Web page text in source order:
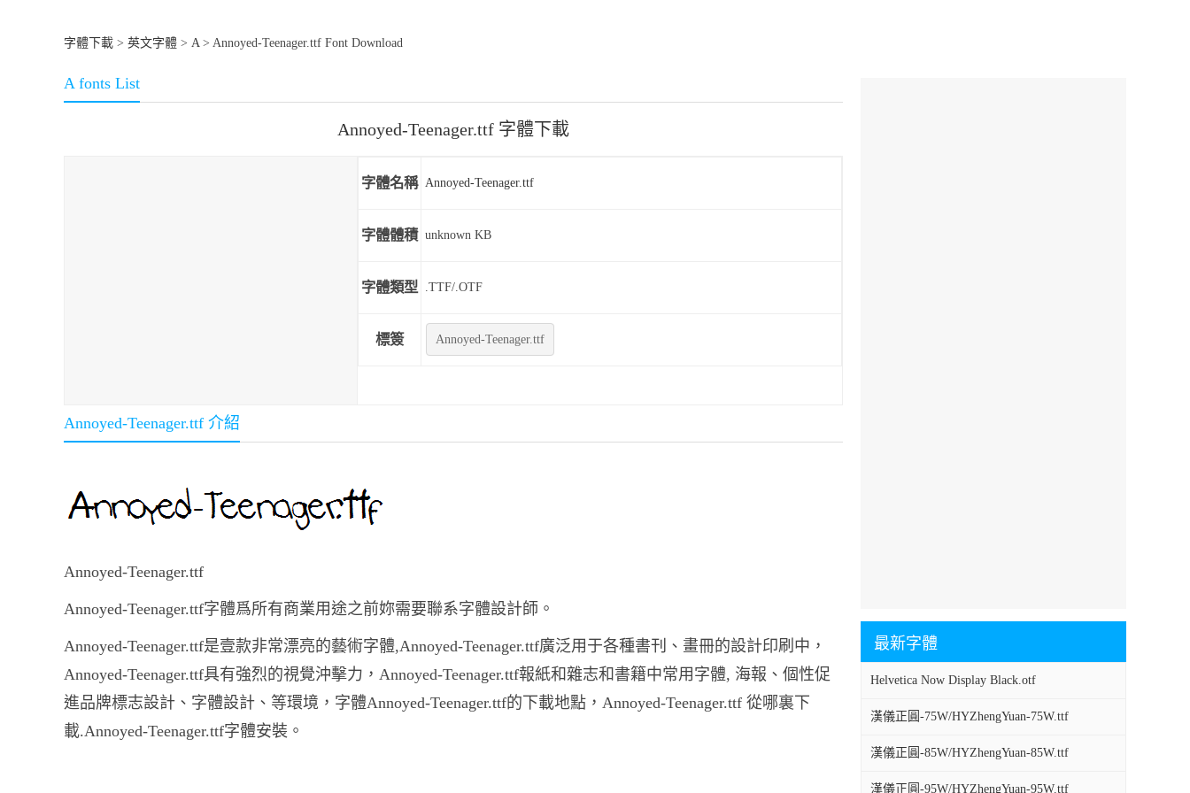
字體下載 > 英文字體 > A> Annoyed-Teenager.ttf Font Download
最新字體
Helvetica Now Display Black.otf
漢儀正圓-75W/HYZhengYuan-75W.ttf
漢儀正圓-85W/HYZhengYuan-85W.ttf
漢儀正圓-95W/HYZhengYuan-95W.ttf
A fonts List
Annoyed-Teenager.ttf 字體下載
字體名稱 Annoyed-Teenager.ttf
字體體積 unknown KB
字體類型 .TTF/.OTF
標簽 Annoyed-Teenager.ttf
Annoyed-Teenager.ttf 介紹
Annoyed-Teenager.ttf
Annoyed-Teenager.ttf字體爲所有商業用途之前妳需要聯系字體設計師。
Annoyed-Teenager.ttf是壹款非常漂亮的藝術字體,Annoyed-Teenager.ttf廣泛用于各種書刊、畫冊的設計印刷中，
Annoyed-Teenager.ttf具有強烈的視覺沖擊力，Annoyed-Teenager.ttf報紙和雜志和書籍中常用字體, 海報、個性促
進品牌標志設計、字體設計、等環境，字體Annoyed-Teenager.ttf的下載地點，Annoyed-Teenager.ttf 從哪裏下
載.Annoyed-Teenager.ttf字體安裝。